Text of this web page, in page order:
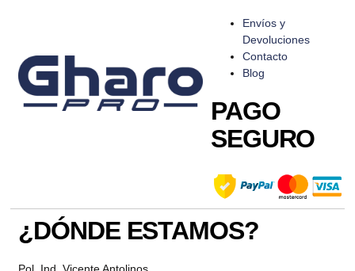
Envíos y
Devoluciones
Contacto
Blog
PAGO
SEGURO
¿DÓNDE ESTAMOS?